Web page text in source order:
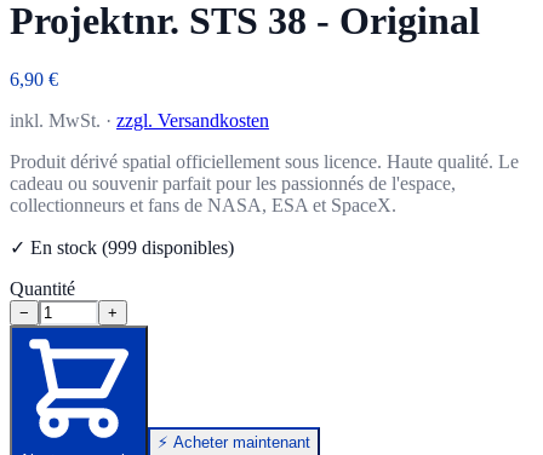
Projektnr. STS 38 - Original
6,90 €
inkl. MwSt. · zzgl. Versandkosten
Produit dérivé spatial officiellement sous licence. Haute qualité. Le
cadeau ou souvenir parfait pour les passionnés de l'espace,
collectionneurs et fans de NASA, ESA et SpaceX.
✓ En stock (999 disponibles)
Quantité
− +
⚡ Acheter maintenant